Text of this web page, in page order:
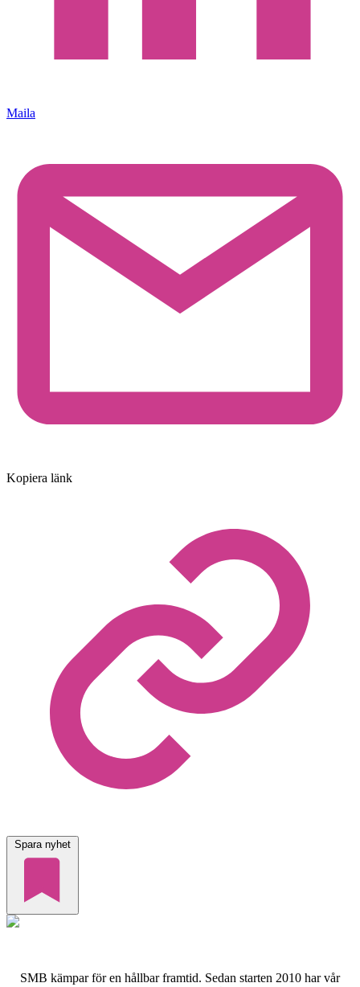
Maila
Kopiera länk
Spara nyhet
SMB kämpar för en hållbar framtid. Sedan starten 2010 har vår